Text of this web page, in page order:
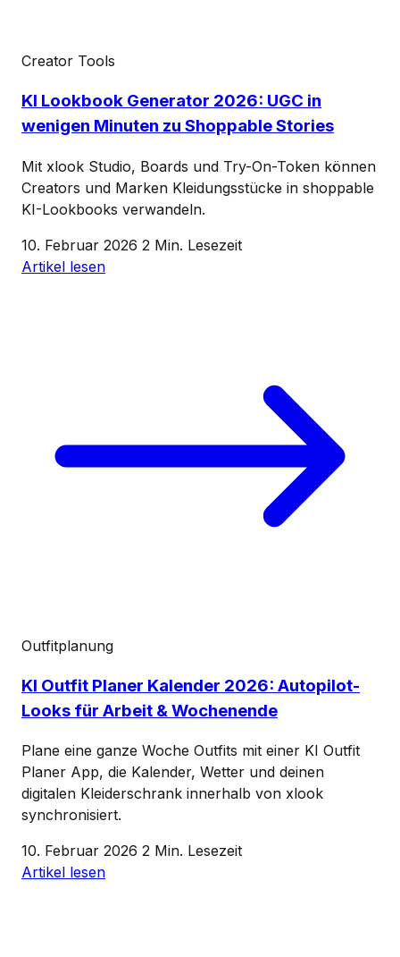
Creator Tools
KI Lookbook Generator 2026: UGC in
wenigen Minuten zu Shoppable Stories
Mit xlook Studio, Boards und Try-On-Token können
Creators und Marken Kleidungsstücke in shoppable
KI-Lookbooks verwandeln.
10. Februar 2026 2 Min. Lesezeit
Artikel lesen
Outfitplanung
KI Outfit Planer Kalender 2026: Autopilot-
Looks für Arbeit & Wochenende
Plane eine ganze Woche Outfits mit einer KI Outfit
Planer App, die Kalender, Wetter und deinen
digitalen Kleiderschrank innerhalb von xlook
synchronisiert.
10. Februar 2026 2 Min. Lesezeit
Artikel lesen